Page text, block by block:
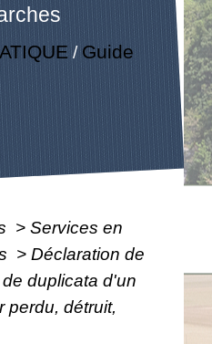
/ Guide
> Services en
> Déclaration de
duplicata d'un
perdu, détruit,